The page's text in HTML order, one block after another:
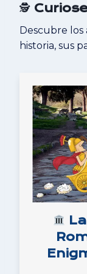
🕵️
Descubre
historia, sus